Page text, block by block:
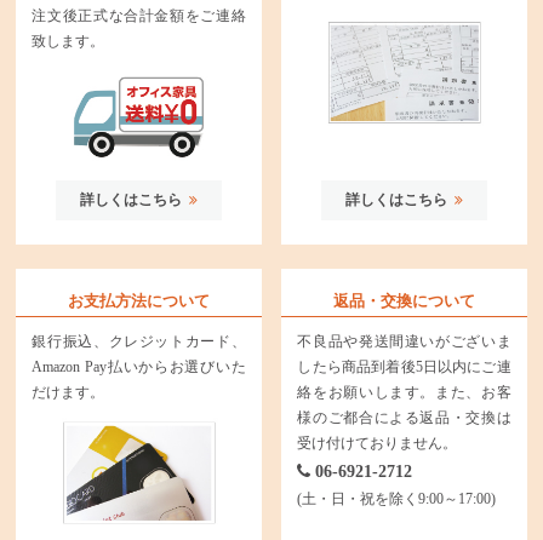
注文後正式な合計金額をご連絡
致します。
詳しくはこちら 詳しくはこちら
お支払方法について
銀行振込、クレジットカード、
Amazon Pay払いからお選びいた
だけます。
返品・交換について
不良品や発送間違いがございま
したら商品到着後5日以内にご連
絡をお願いします。また、お客
様のご都合による返品・交換は
受け付けておりません。
06-6921-2712
(土・日・祝を除く9:00～17:00)